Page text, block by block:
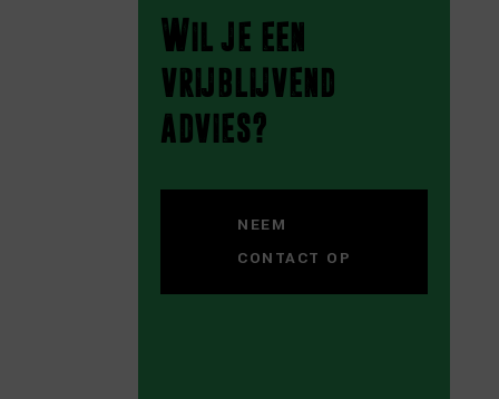
Wil je een
vrijblijvend
advies?
NEEM
CONTACT OP